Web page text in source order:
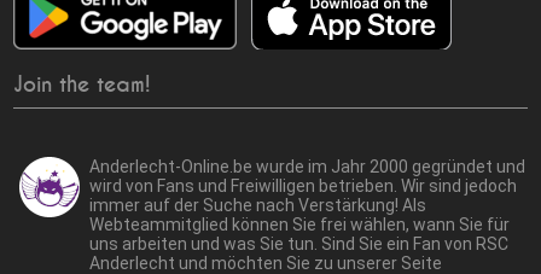
Join the team!
Anderlecht-Online.be wurde im Jahr 2000 gegründet und
wird von Fans und Freiwilligen betrieben. Wir sind jedoch
immer auf der Suche nach Verstärkung! Als
Webteammitglied können Sie frei wählen, wann Sie für
uns arbeiten und was Sie tun. Sind Sie ein Fan von RSC
Anderlecht und möchten Sie zu unserer Seite